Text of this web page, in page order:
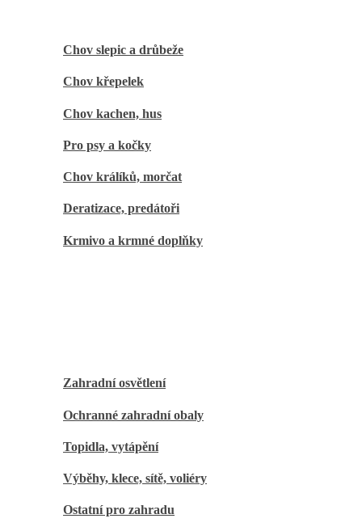
Chov slepic a drůbeže
Chov křepelek
Chov kachen, hus
Pro psy a kočky
Chov králíků, morčat
Deratizace, predátoři
Krmivo a krmné doplňky
Zahradní osvětlení
Ochranné zahradní obaly
Topidla, vytápění
Výběhy, klece, sítě, voliéry
Ostatní pro zahradu